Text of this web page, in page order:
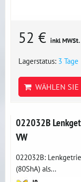
52 € inkl MWSt.
Lagerstatus: 3 Tage
WÄHLEN SIE
022032B
VW
022032B:
(80ShA) als...